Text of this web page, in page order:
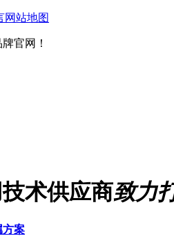
网站地图
官网！
术供应商致力
方案